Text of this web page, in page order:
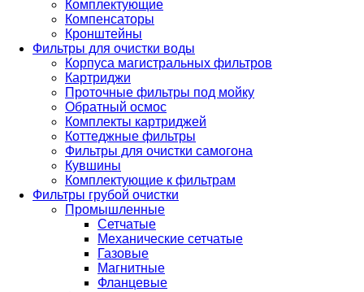
Комплектующие
Компенсаторы
Кронштейны
Фильтры для очистки воды
Корпуса магистральных фильтров
Картриджи
Проточные фильтры под мойку
Обратный осмос
Комплекты картриджей
Коттеджные фильтры
Фильтры для очистки самогона
Кувшины
Комплектующие к фильтрам
Фильтры грубой очистки
Промышленные
Сетчатые
Механические сетчатые
Газовые
Магнитные
Фланцевые